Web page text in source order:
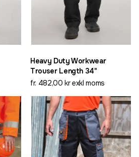
Heavy Duty Workwear
Trouser Length 34"
fr. 482,00 kr exkl moms